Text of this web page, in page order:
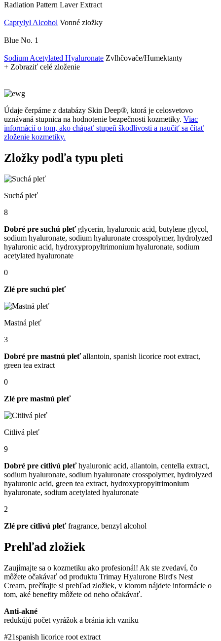
Radiation Pattern Laver Extract
Caprylyl ​Alcohol Vonné zložky
Blue No. 1
Sodium Acetylated Hyaluronate Zvlhčovače/Humektanty
+ Zobraziť celé zloženie
Údaje čerpáme z databázy Skin Deep®, ktorá je celosvetovo
uznávaná stupnica na hodnotenie bezpečnosti kozmetiky. Viac
informácií o tom, ako chápať stupeň škodlivosti a naučiť sa čítať
zloženie kozmetiky.
Zložky podľa typu pleti
Suchá pleť
8
Dobré pre suchú pleť glycerin, hyaluronic acid, butylene glycol,
sodium hyaluronate, sodium hyaluronate crosspolymer, hydrolyzed
hyaluronic acid, hydroxypropyltrimonium hyaluronate, sodium
acetylated hyaluronate
0
Zlé pre suchú pleť
Mastná pleť
3
Dobré pre mastnú pleť allantoin, spanish licorice root extract,
green tea extract
0
Zlé pre mastnú pleť
Citlivá pleť
9
Dobré pre citlivú pleť hyaluronic acid, allantoin, ​centella extract,
sodium hyaluronate, sodium hyaluronate crosspolymer, hydrolyzed
hyaluronic acid, green tea extract, hydroxypropyltrimonium
hyaluronate, sodium acetylated hyaluronate
2
Zlé pre citlivú pleť fragrance, benzyl alcohol
Prehľad zložiek
Zaujímajte sa o kozmetiku ako profesionál! Ak ste zvedaví, čo
môžete očakávať od produktu Trimay Hyalurone Bird's Nest
Cream, prečítajte si prehľad zložiek, v ktorom nájdete informácie o
tom, aké benefity môžete od neho očakávať.
Anti-akné
redukújú počet vyrážok a bránia ich vzniku
#21spanish licorice root extract